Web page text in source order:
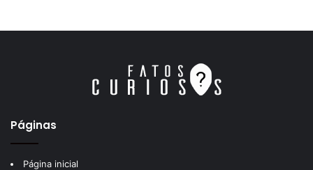
Páginas
Página inicial